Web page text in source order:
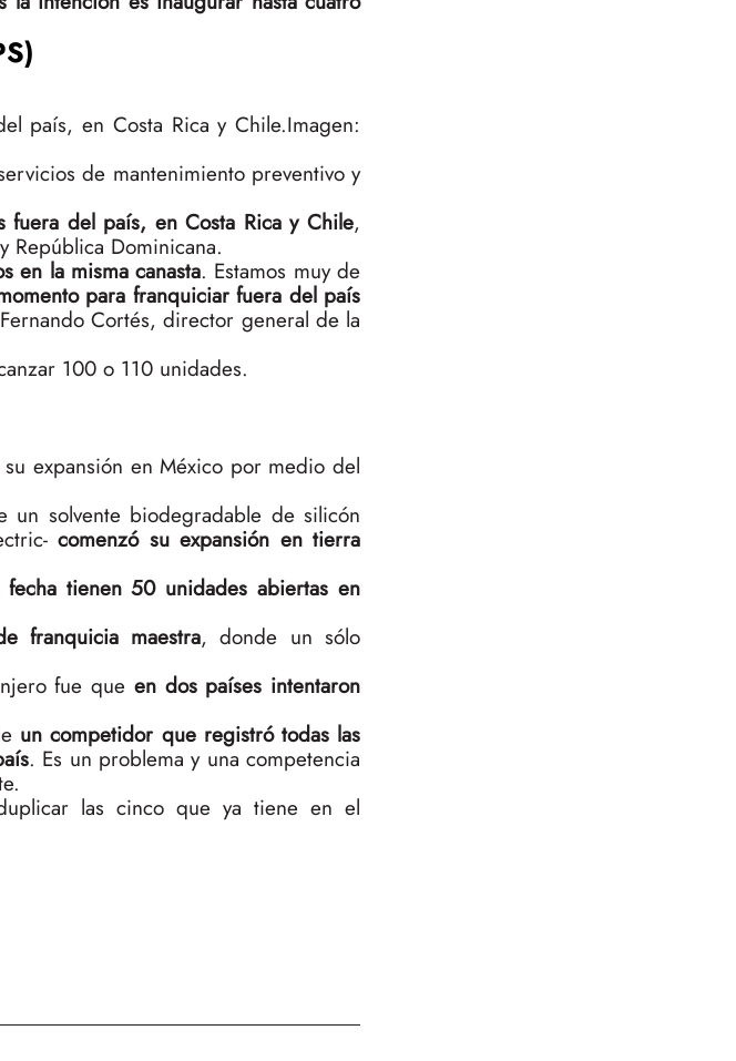
país, en Costa Rica y Chile.Imagen:
de mantenimiento preventivo y
fuera del país, en Costa Rica y Chile,
República Dominicana.
en la misma canasta. Estamos muy de
para franquiciar fuera del país
Cortés, director general de la
100 o 110 unidades.
expansión en México por medio del
solvente biodegradable de silicón
comenzó su expansión en tierra
tienen 50 unidades abiertas en
franquicia maestra, donde un sólo
fue que en dos países intentaron
un competidor que registró todas las
. Es un problema y una competencia
las cinco que ya tiene en el